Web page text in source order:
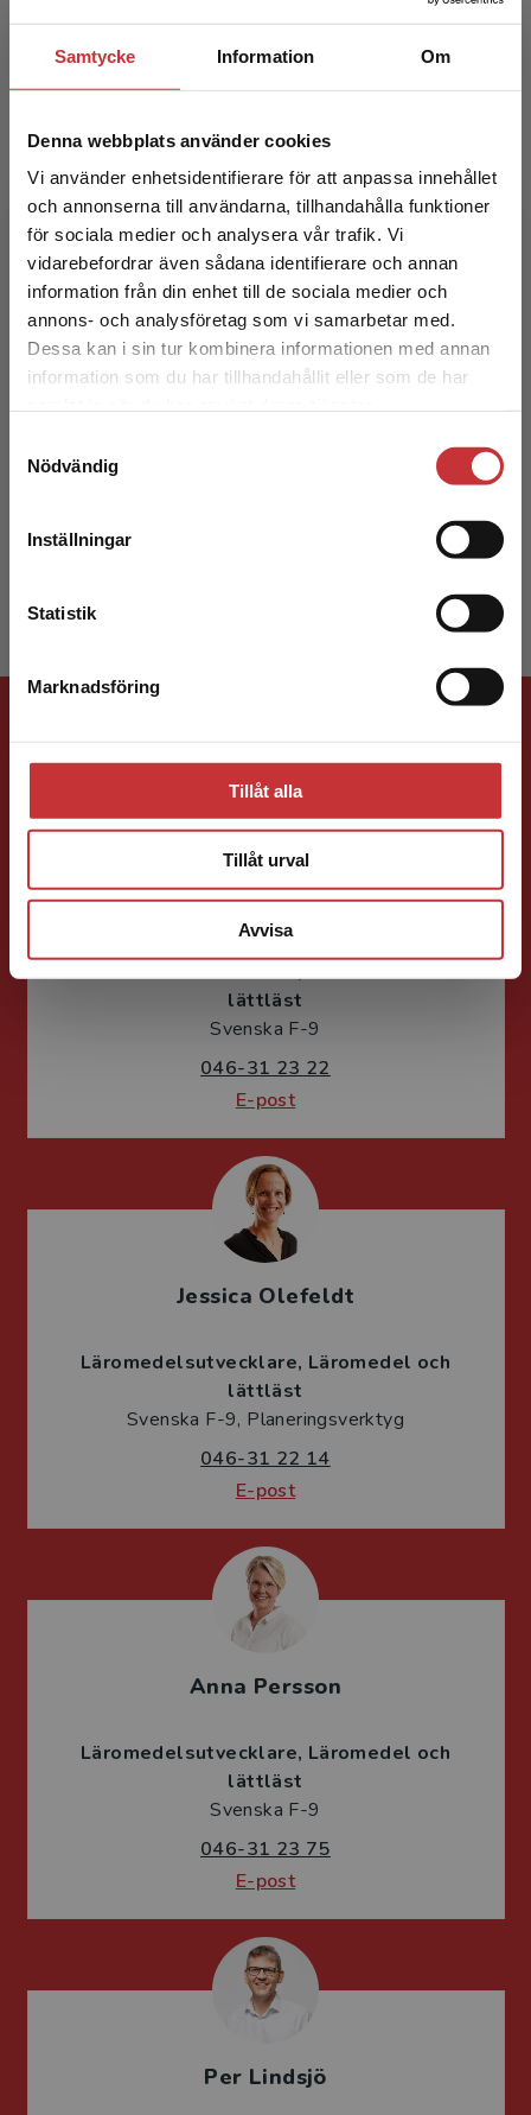
Samtycke Information Om
Denna webbplats använder cookies
Vi använder enhetsidentifierare för att anpassa innehållet
och annonserna till användarna, tillhandahålla funktioner
för sociala medier och analysera vår trafik. Vi
vidarebefordrar även sådana identifierare och annan
information från din enhet till de sociala medier och
annons- och analysföretag som vi samarbetar med.
Dessa kan i sin tur kombinera informationen med annan
information som du har tillhandahållit eller som de har
Nödvändig
Inställningar
Statistik
Marknadsföring
Tillåt alla
Tillåt urval
Avvisa
Begränsad fraktregion
Det verkar som att du besöker
studentlitteratur.se via en enhet utanför Sverige.
Vi erbjuder inte leveranser utanför Sverige. För
att kunna slutföra ett köp måste
Sam Hydén
Jenny Klang
Läromedelsutvecklare Läromedel och
lättläst
Svenska F-9
046-31 23 22
E-post
Jessica Olefeldt
Läromedelsutvecklare Läromedel och
lättläst
Svenska F-9, Planeringsverktyg
046-31 22 14
E-post
Anna Persson
Läromedelsutvecklare Läromedel och
lättläst
Svenska F-9
046-31 23 75
E-post
Per Lindsjö